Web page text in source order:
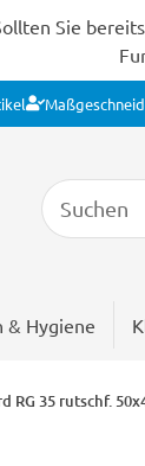
Sie
& Hygiene
RG 35 rutschf.